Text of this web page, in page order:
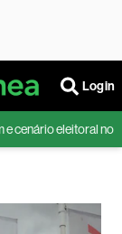
Login
no radar